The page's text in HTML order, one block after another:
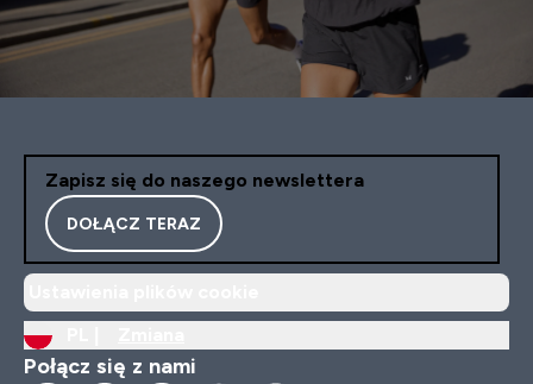
Zapisz się do naszego newslettera
DOŁĄCZ TERAZ
Połącz się z nami